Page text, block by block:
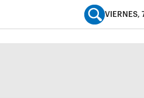
VIERNES,